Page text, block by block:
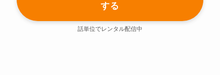
する
話単位でレンタル配信中